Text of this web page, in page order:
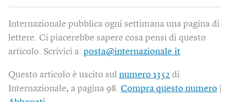
Internazionale pubblica ogni settimana una pagina di
lettere. Ci piacerebbe sapere cosa pensi di questo
articolo. Scrivici a: posta@internazionale.it
Questo articolo è uscito sul numero 1352 di
Internazionale, a pagina 98. Compra questo numero